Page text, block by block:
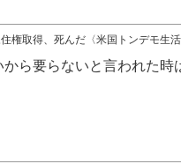
権取得、死んだ〈米国トンデモ生
から要らないと言われた時